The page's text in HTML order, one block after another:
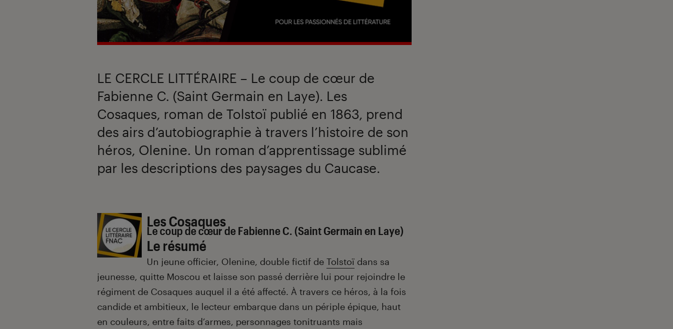
LE CERCLE LITTÉRAIRE – Le coup de cœur de
Fabienne C. (Saint Germain en Laye). Les
Cosaques, roman de Tolstoï publié en 1863, prend
des airs d’autobiographie à travers l’histoire de son
héros, Olenine. Un roman d’apprentissage sublimé
par les descriptions des paysages du Caucase.
IntroductionLes Cosaques
Le coup de cœur de Fabienne C. (Saint Germain en Laye)
Le résumé
Un jeune officier, Olenine, double fictif de Tolstoï dans sa
jeunesse, quitte Moscou et laisse son passé derrière lui pour rejoindre le
régiment de Cosaques auquel il a été affecté. À travers ce héros, à la fois
candide et ambitieux, le lecteur embarque dans un périple épique, haut
en couleurs, entre faits d’armes, personnages tonitruants mais